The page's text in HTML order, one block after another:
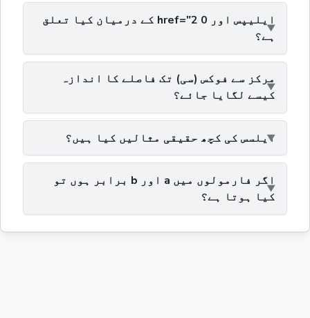
ایلیپس اور 0 href="2 کے درمیان کیا تعلق
ہے؟
مرکز سے فوکس (سی) تک فاصلے کا اندازہ
کیسے لگایا جائے؟
ایلسس کی کچھ حقیقی مثالیں کیا ہیں؟
اگر فارمولوں میں a اور b برابر ہوں تو
کیا ہوتا ہے؟